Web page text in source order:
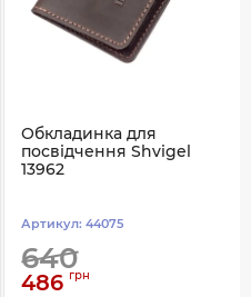
Обкладинка для
посвідчення Shvigel
13962
Артикул: 44075
640
486 грн